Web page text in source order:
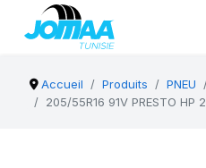
Accueil Produits PNEU
205/55R16 91V PRESTO HP 2